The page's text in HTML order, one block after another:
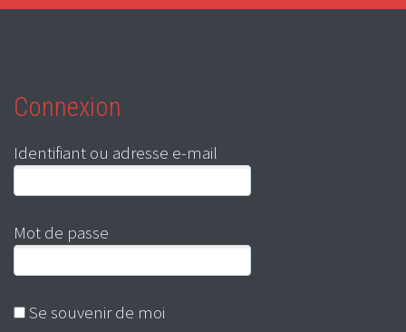
Connexion
Identifiant ou adresse e-mail
Mot de passe
Se souvenir de moi